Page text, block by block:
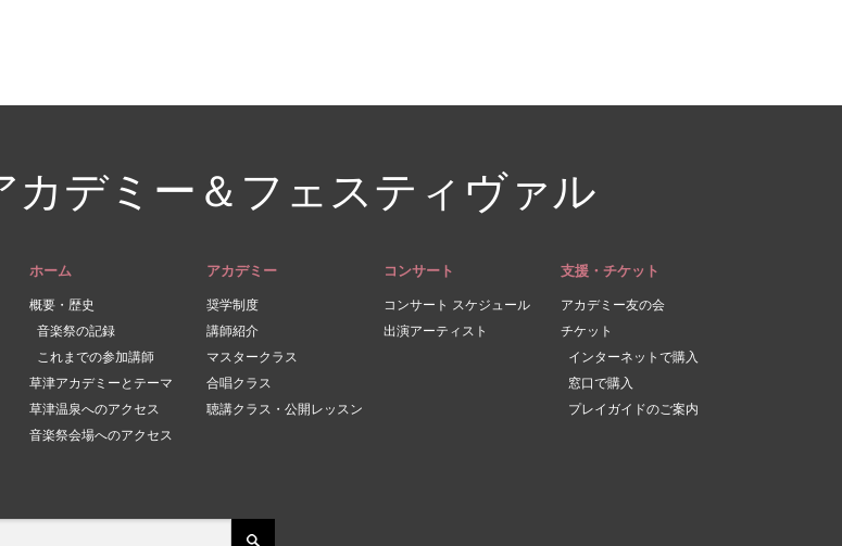
カデミー＆フェスティヴァル
ホーム
概要・歴史
音楽祭の記録
これまでの参加講師
草津アカデミーとテーマ
草津温泉へのアクセス
音楽祭会場へのアクセス
アカデミー
奨学制度
講師紹介
マスタークラス
合唱クラス
聴講クラス・公開レッスン
コンサート
コンサート スケジュール
出演アーティスト
支援・チケット
アカデミー友の会
チケット
インターネットで購入
窓口で購入
プレイガイドのご案内